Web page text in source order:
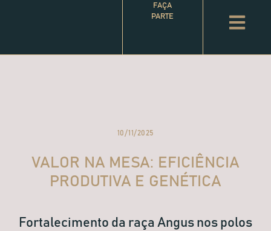
FAÇA
PARTE
10/11/2025
VALOR NA MESA: EFICIÊNCIA
PRODUTIVA E GENÉTICA
Fortalecimento da raça Angus nos polos